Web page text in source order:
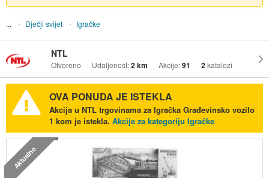
Dječji svijet Igračke
NTL
Otvoreno Udaljenost:2 km Akcije:91 2katalozi
OVA PONUDA JE ISTEKLA
Akcija u NTL trgovinama za Igračka Građevinsko vozilo
1 kom je istekla. Akcije za kategoriju Igračke
Aktualno